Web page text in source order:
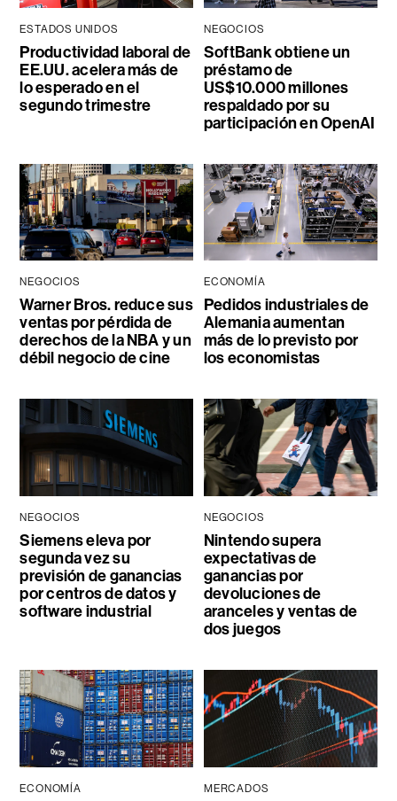
ESTADOS UNIDOS
Productividad laboral de
EE.UU. acelera más de
lo esperado en el
segundo trimestre
NEGOCIOS
SoftBank obtiene un
préstamo de
US$10.000 millones
respaldado por su
participación en OpenAI
NEGOCIOS
Warner Bros. reduce sus
ventas por pérdida de
derechos de la NBA y un
débil negocio de cine
ECONOMÍA
Pedidos industriales de
Alemania aumentan
más de lo previsto por
los economistas
NEGOCIOS
Siemens eleva por
segunda vez su
previsión de ganancias
por centros de datos y
software industrial
NEGOCIOS
Nintendo supera
expectativas de
ganancias por
devoluciones de
aranceles y ventas de
dos juegos
ECONOMÍA MERCADOS